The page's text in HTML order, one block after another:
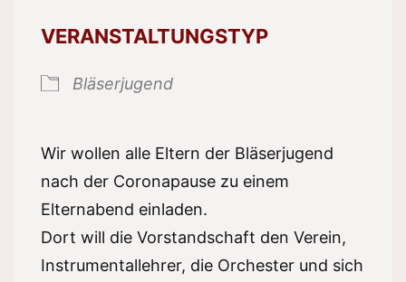
VERANSTALTUNGSTYP
Bläserjugend
Wir wollen alle Eltern der Bläserjugend
nach der Coronapause zu einem
Elternabend einladen.
Dort will die Vorstandschaft den Verein,
Instrumentallehrer, die Orchester und sich